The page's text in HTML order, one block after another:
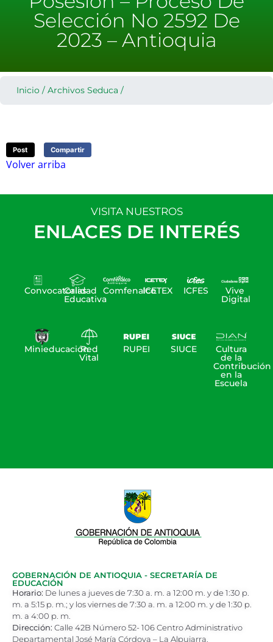
Selección No 2592 De
2023 – Antioquia
Inicio / Archivos Seduca /
Post Compartir
Volver arriba
VISITA NUESTROS
ENLACES DE INTERÉS
Convocatorias
Calidad
Educativa
ComfenalcoICETEX ICFES Vive
Digital
MinieducaciónRed
Vital
RUPEI SIUCE Cultura
de la
Contribución
en la
Escuela
GOBERNACIÓN DE ANTIOQUIA - SECRETARÍA DE
EDUCACIÓN
Horario: De lunes a jueves de 7:30 a. m. a 12:00 m. y de 1:30 p.
m. a 5:15 p. m.; y los viernes de 7:30 a. m. a 12:00 m. y de 1:30 p.
m. a 4:00 p. m.
Dirección: Calle 42B Número 52- 106 Centro Administrativo
Departamental José María Córdova – La Alpujarra.